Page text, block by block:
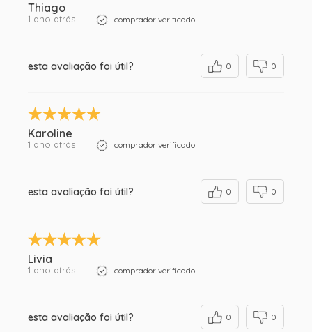
Thiago
1 ano atrás comprador verificado
esta avaliação foi útil? 0 0
Karoline
1 ano atrás comprador verificado
esta avaliação foi útil? 0 0
Livia
1 ano atrás comprador verificado
esta avaliação foi útil? 0 0